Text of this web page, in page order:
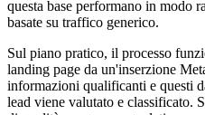
questa base performano in modo
basate su traffico generico.
Sul piano pratico, il processo
landing page da un'inserzione
informazioni qualificanti e questi
lead viene valutato e classificato.